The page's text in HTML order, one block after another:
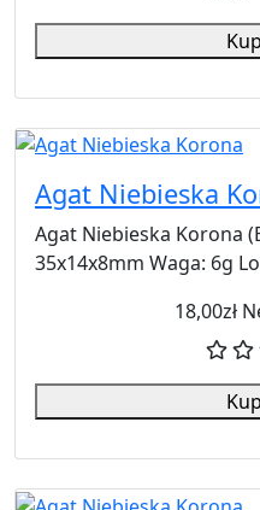
Agat Niebieska
Agat Niebieska Korona
35x14x8mm Waga: 6g
18,00zł